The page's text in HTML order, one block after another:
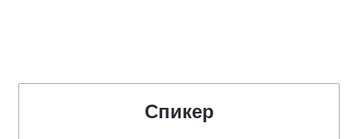
Спикер